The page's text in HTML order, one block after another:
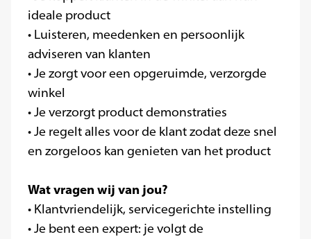
ideale product
• Luisteren, meedenken en persoonlijk
adviseren van klanten
• Je zorgt voor een opgeruimde, verzorgde
winkel
• Je verzorgt product demonstraties
• Je regelt alles voor de klant zodat deze snel
en zorgeloos kan genieten van het product
Wat vragen wij van jou?
• Klantvriendelijk, servicegerichte instelling
• Je bent een expert: je volgt de